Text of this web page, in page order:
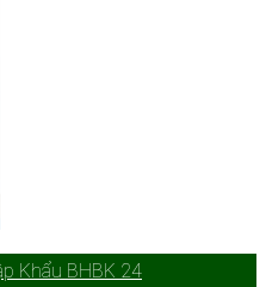
Khẩu BHBK 24